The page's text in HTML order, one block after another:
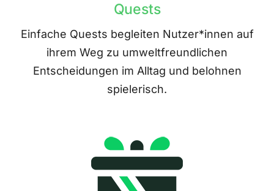
Quests
Einfache Quests begleiten Nutzer*innen auf
ihrem Weg zu umweltfreundlichen
Entscheidungen im Alltag und belohnen
spielerisch.